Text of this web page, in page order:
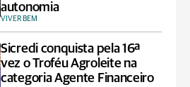
autonomia
VIVER BEM
Sicredi conquista pela 16ª
vez o Troféu Agroleite na
categoria Agente Financeiro